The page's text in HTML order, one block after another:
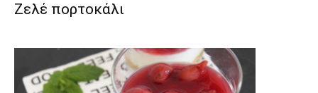
Ζελέ πορτοκάλι